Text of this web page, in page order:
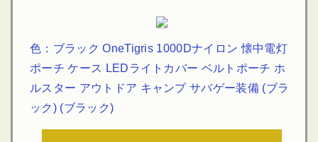
色：ブラック OneTigris 1000Dナイロン 懐中電灯
ポーチ ケース LEDライトカバー ベルトポーチ ホ
ルスター アウトドア キャンプ サバゲー装備 (ブラ
ック) (ブラック)